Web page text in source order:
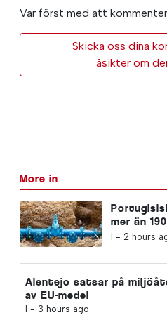
Var först med att
Skicka oss dina
åsikter om
More in
mer än
I - 2 hours
Alentejo satsar på
av EU-medel
I - 3 hours ago